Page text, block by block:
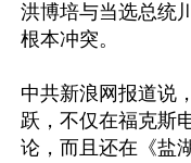
洪博培与当选总统
根本冲突。
中共新浪网报道说
跃，不仅在福克斯
论，而且还在《盐